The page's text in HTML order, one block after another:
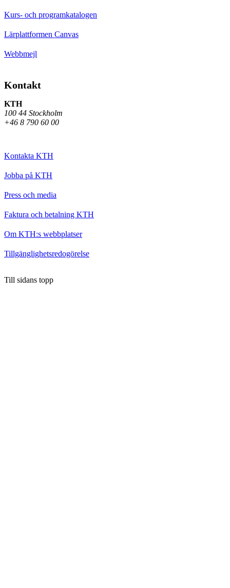
Kurs- och programkatalogen
Lärplattformen Canvas
Webbmejl
Kontakt
KTH
100 44 Stockholm
+46 8 790 60 00
Kontakta KTH
Jobba på KTH
Press och media
Faktura och betalning KTH
Om KTH:s webbplatser
Tillgänglighetsredogörelse
Till sidans topp